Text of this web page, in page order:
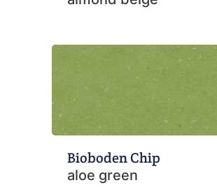
Bioboden Chip
aloe green